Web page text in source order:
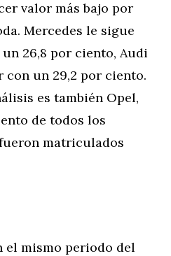
valor más bajo por
Mercedes le sigue
26,8 por ciento, Audi
con un 29,2 por ciento.
es también Opel,
de todos los
matriculados
el mismo periodo del